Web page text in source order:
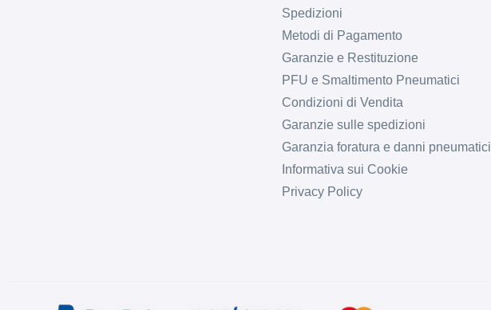
Spedizioni
Metodi di Pagamento
Garanzie e Restituzione
PFU e Smaltimento Pneumatici
Condizioni di Vendita
Garanzie sulle spedizioni
Garanzia foratura e danni pneumatici
Informativa sui Cookie
Privacy Policy